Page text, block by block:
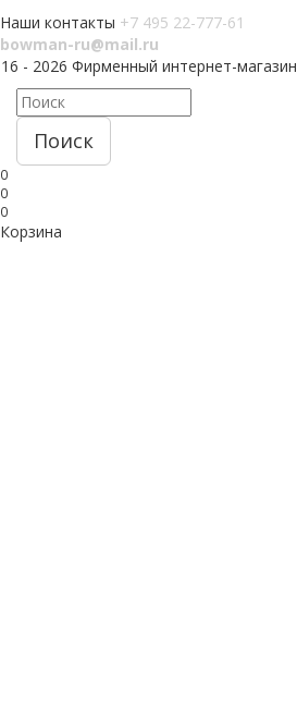
Наши контакты +7 495 22-777-61
bowman-ru@mail.ru
- 2026 Фирменный интернет-магазин
Поиск
0
0
0
Корзина